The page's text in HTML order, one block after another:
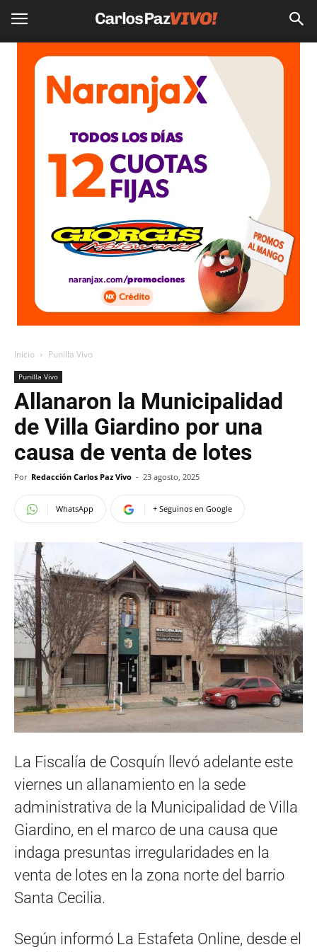
Inicio Punilla Vivo
Punilla Vivo
Allanaron la Municipalidad
de Villa Giardino por una
causa de venta de lotes
Por Redacción Carlos Paz Vivo - 23 agosto, 2025
WhatsApp + Seguinos en Google
La Fiscalía de Cosquín llevó adelante este
viernes un allanamiento en la sede
administrativa de la Municipalidad de Villa
Giardino, en el marco de una causa que
indaga presuntas irregularidades en la
venta de lotes en la zona norte del barrio
Santa Cecilia.
Según informó La Estafeta Online, desde el